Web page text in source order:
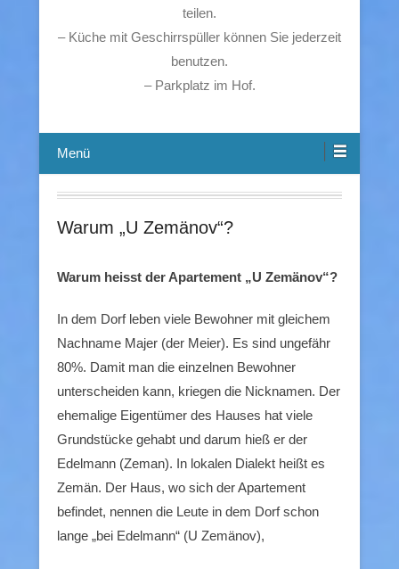
teilen.
– Küche mit Geschirrspüller können Sie jederzeit
benutzen.
– Parkplatz im Hof.
Menü
Warum „U Zemänov“?
Warum heisst der Apartement „U Zemänov“?
In dem Dorf leben viele Bewohner mit gleichem
Nachname Majer (der Meier). Es sind ungefähr
80%. Damit man die einzelnen Bewohner
unterscheiden kann, kriegen die Nicknamen. Der
ehemalige Eigentümer des Hauses hat viele
Grundstücke gehabt und darum hieß er der
Edelmann (Zeman). In lokalen Dialekt heißt es
Zemän. Der Haus, wo sich der Apartement
befindet, nennen die Leute in dem Dorf schon
lange „bei Edelmann“ (U Zemänov),